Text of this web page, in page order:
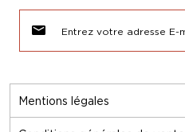
Mentions légales